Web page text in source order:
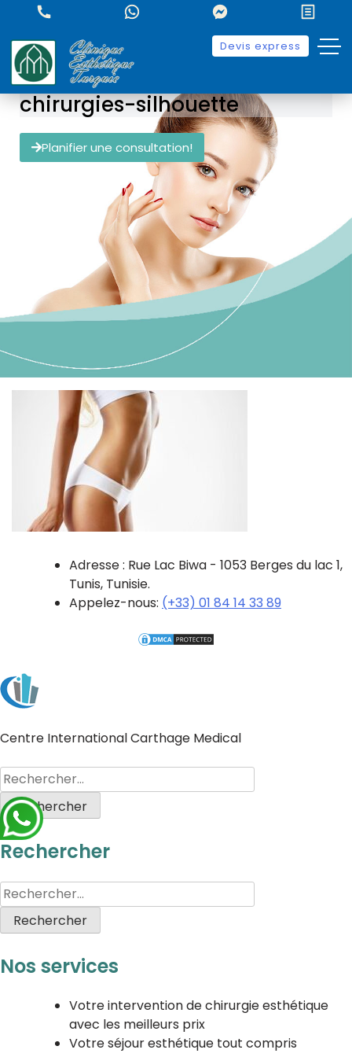
Devis express
chirurgies-silhouette
Planifier une consultation!
Adresse : Rue Lac Biwa - 1053 Berges du lac 1,
Tunis, Tunisie.
Appelez-nous: (+33) 01 84 14 33 89
Centre International Carthage Medical
Rechercher
Nos services
Votre intervention de chirurgie esthétique
avec les meilleurs prix
Votre séjour esthétique tout compris